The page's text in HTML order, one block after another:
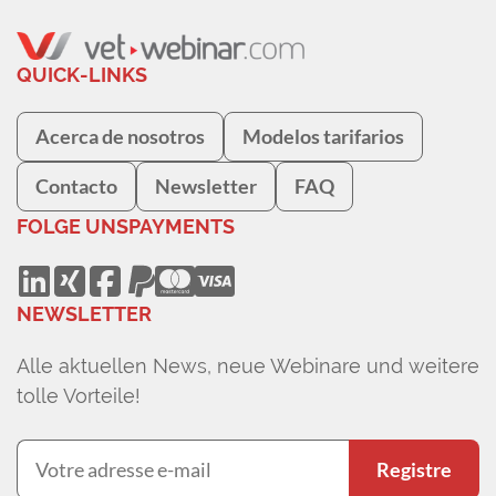
QUICK-LINKS
Acerca de nosotros Modelos tarifarios
Contacto Newsletter FAQ
FOLGE UNSPAYMENTS
NEWSLETTER
Alle aktuellen News, neue Webinare und weitere
tolle Vorteile!
Registre